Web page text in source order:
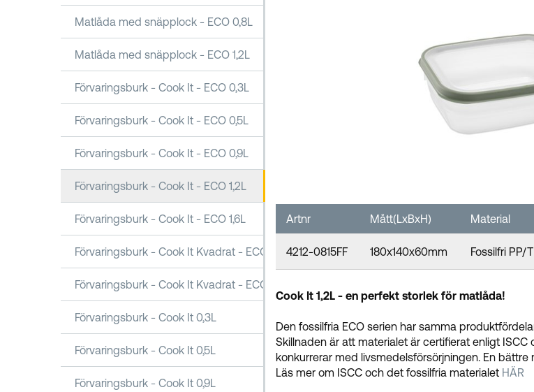
Matlåda med snäpplock - ECO 0,8L
Matlåda med snäpplock - ECO 1,2L
Förvaringsburk - Cook It - ECO 0,3L
Förvaringsburk - Cook It - ECO 0,5L
Förvaringsburk - Cook It - ECO 0,9L
Förvaringsburk - Cook It - ECO 1,2L
Förvaringsburk - Cook It - ECO 1,6L
Förvaringsburk - Cook It Kvadrat - ECO 1,6L
Förvaringsburk - Cook It Kvadrat - ECO 2,5L
Förvaringsburk - Cook It 0,3L
Förvaringsburk - Cook It 0,5L
Förvaringsburk - Cook It 0,9L
Artnr Mått(LxBxH) Material
4212-0815FF 180x140x60mm Fossilfri PP/
Cook It 1,2L - en perfekt storlek för matlåda!
Den fossilfria ECO serien har samma
Skillnaden är att materialet är certifierat enligt
konkurrerar med livsmedelsförsörjningen. En bättre
Läs mer om ISCC och det fossilfria materialet HÄR